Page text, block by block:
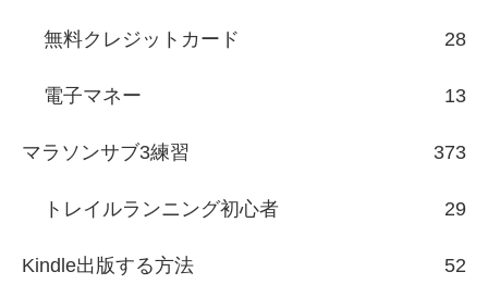
無料クレジットカード 28
電子マネー 13
マラソンサブ3練習 373
トレイルランニング初心者 29
Kindle出版する方法 52